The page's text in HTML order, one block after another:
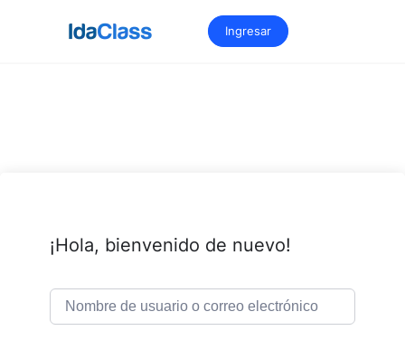
Ingresar
¡Hola, bienvenido de nuevo!